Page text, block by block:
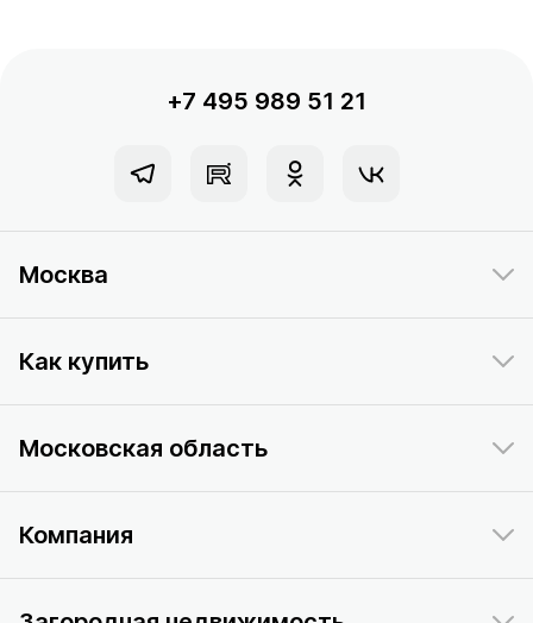
+7 495 989 51 21
Москва
Как купить
Московская область
Компания